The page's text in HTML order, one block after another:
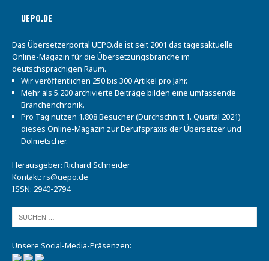
UEPO.DE
Das Übersetzerportal UEPO.de ist seit 2001 das tagesaktuelle
Online-Magazin für die Übersetzungsbranche im
deutschsprachigen Raum.
Wir veröffentlichen 250 bis 300 Artikel pro Jahr.
Mehr als 5.200 archivierte Beiträge bilden eine umfassende
Branchenchronik.
Pro Tag nutzen 1.808 Besucher (Durchschnitt 1. Quartal 2021)
dieses Online-Magazin zur Berufspraxis der Übersetzer und
Dolmetscher.
Herausgeber: Richard Schneider
Kontakt: rs@uepo.de
ISSN: 2940-2794
Unsere Social-Media-Präsenzen: